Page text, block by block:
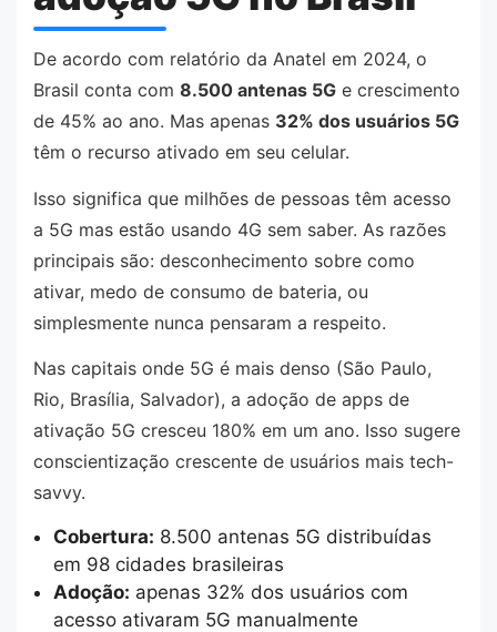
De acordo com relatório da Anatel em 2024, o
Brasil conta com 8.500 antenas 5G e crescimento
de 45% ao ano. Mas apenas 32% dos usuários 5G
têm o recurso ativado em seu celular.
Isso significa que milhões de pessoas têm acesso
a 5G mas estão usando 4G sem saber. As razões
principais são: desconhecimento sobre como
ativar, medo de consumo de bateria, ou
simplesmente nunca pensaram a respeito.
Nas capitais onde 5G é mais denso (São Paulo,
Rio, Brasília, Salvador), a adoção de apps de
ativação 5G cresceu 180% em um ano. Isso sugere
conscientização crescente de usuários mais tech-
savvy.
Cobertura: 8.500 antenas 5G distribuídas
em 98 cidades brasileiras
Adoção: apenas 32% dos usuários com
acesso ativaram 5G manualmente